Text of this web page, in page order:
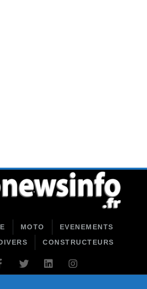
MOTO
EVENEMENTS
CONSTRUCTEURS